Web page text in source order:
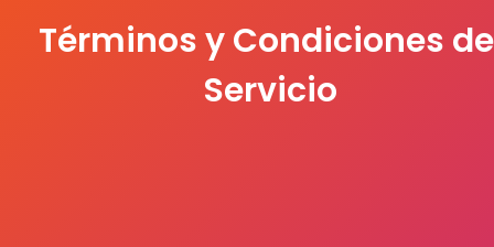
Términos y Condiciones
Servicio